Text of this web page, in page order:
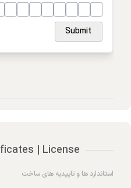
Submit
| License
استاندارد ها و تاییدیه های ساخت